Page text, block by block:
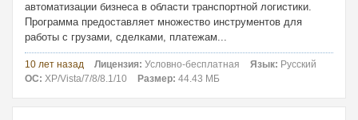
автоматизации бизнеса в области транспортной логистики.
Программа предоставляет множество инструментов для
работы с грузами, сделками, платежам...
10 лет назад Лицензия: Условно-бесплатная Язык: Русский
ОС: XP/Vista/7/8/8.1/10 Размер: 44.43 МБ